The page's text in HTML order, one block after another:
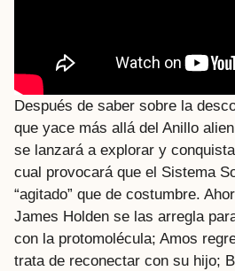
Después de saber sobre la
que yace más allá del Anillo
se lanzará a explorar y
cual provocará que el Sistema
“agitado” que de costumbre.
James Holden se las arregla
con la protomolécula; Amos
trata de reconectar con su hijo;